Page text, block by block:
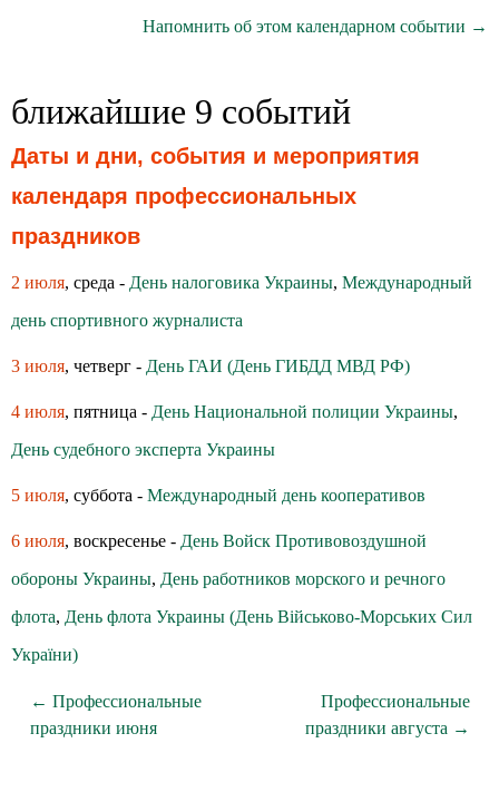
Напомнить об этом календарном событии →
ближайшие 9 событий
Даты и дни, события и мероприятия
календаря профессиональных
праздников
2 июля, среда - День налоговика Украины, Международный
день спортивного журналиста
3 июля, четверг - День ГАИ (День ГИБДД МВД РФ)
4 июля, пятница - День Национальной полиции Украины,
День судебного эксперта Украины
5 июля, суббота - Международный день кооперативов
6 июля, воскресенье - День Войск Противовоздушной
обороны Украины, День работников морского и речного
флота, День флота Украины (День Військово-Морських Сил
України)
← Профессиональные
праздники июня
Профессиональные
праздники августа →